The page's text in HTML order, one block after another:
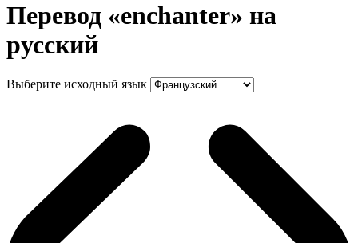
Перевод «enchanter» на
русский
Выберите исходный язык